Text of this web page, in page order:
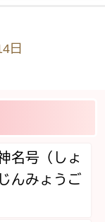
日
名号（しょ
んみょうご